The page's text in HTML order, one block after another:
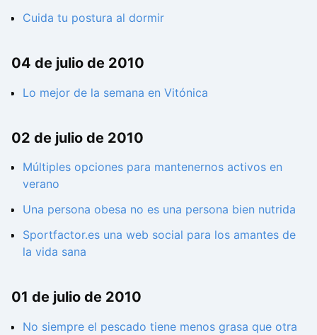
Cuida tu postura al dormir
04 de julio de 2010
Lo mejor de la semana en Vitónica
02 de julio de 2010
Múltiples opciones para mantenernos activos en
verano
Una persona obesa no es una persona bien nutrida
Sportfactor.es una web social para los amantes de
la vida sana
01 de julio de 2010
No siempre el pescado tiene menos grasa que otra